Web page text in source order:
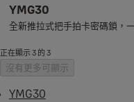
YMG30
全新推拉式把手拍卡密碼鎖，
正在顯示 3 的 3
沒有更多可顯示
YMG30